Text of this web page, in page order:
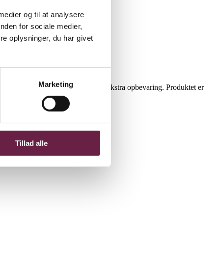
og til at analysere
for sociale medier,
oplysninger, du har givet
Marketing
Tillad alle
På fronten er en lomme til ekstra opbevaring. Produktet er